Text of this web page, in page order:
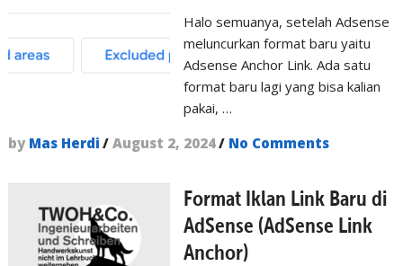
Halo semuanya, setelah Adsense
meluncurkan format baru yaitu
Adsense Anchor Link. Ada satu
format baru lagi yang bisa kalian
pakai, …
by Mas Herdi / August 2, 2024/ No Comments
Format Iklan Link Baru di
AdSense (AdSense Link
Anchor)